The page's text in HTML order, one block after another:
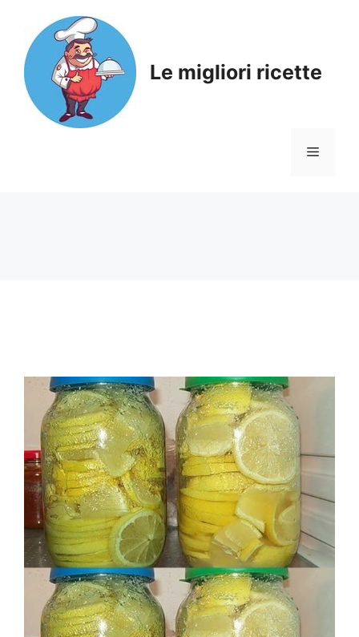
content
Le migliori ricette
Menu